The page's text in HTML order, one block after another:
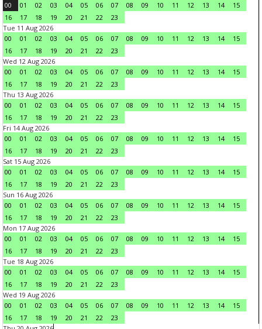
00
01 02 03 04 05 06 07 08 09 10 11 12 13 14
15
16
17 18 19 20 21 22
23
Tue 11 Aug 2026
00
01 02 03 04 05 06 07 08 09 10 11 12 13 14
15
16
17 18 19 20 21 22
23
Wed 12 Aug 2026
00
01 02 03 04 05 06 07 08 09 10 11 12 13 14
15
16
17 18 19 20 21 22
23
Thu 13 Aug 2026
00
01 02 03 04 05 06 07 08 09 10 11 12 13 14
15
16
17 18 19 20 21 22
23
Fri 14 Aug 2026
00
01 02 03 04 05 06 07 08 09 10 11 12 13 14
15
16
17 18 19 20 21 22
23
Sat 15 Aug 2026
00
01 02 03 04 05 06 07 08 09 10 11 12 13 14
15
16
17 18 19 20 21 22
23
Sun 16 Aug 2026
00
01 02 03 04 05 06 07 08 09 10 11 12 13 14
15
16
17 18 19 20 21 22
23
Mon 17 Aug 2026
00
01 02 03 04 05 06 07 08 09 10 11 12 13 14
15
16
17 18 19 20 21 22
23
Tue 18 Aug 2026
00
01 02 03 04 05 06 07 08 09 10 11 12 13 14
15
16
17 18 19 20 21 22
23
Wed 19 Aug 2026
00
01 02 03 04 05 06 07 08 09 10 11 12 13 14
15
16
17 18 19 20 21 22
23